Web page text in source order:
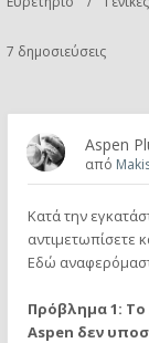
7 δημοσιεύσεις
Aspen
από
Κατά την
αντιμετωπίσετε
Εδώ
Πρόβλημα 1: Το
Aspen δεν